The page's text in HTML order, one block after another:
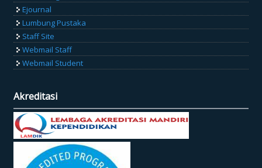
Ejournal
Lumbung Pustaka
Staff Site
Webmail Staff
Webmail Student
Akreditasi